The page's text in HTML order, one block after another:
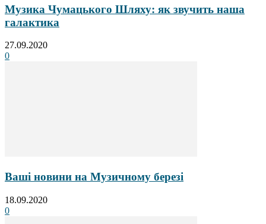
Музика Чумацького Шляху: як звучить наша
галактика
27.09.2020
0
Ваші новини на Музичному березі
18.09.2020
0